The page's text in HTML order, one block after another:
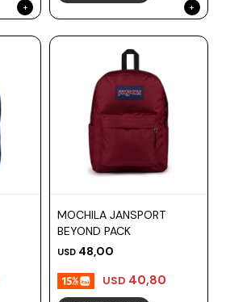
MOCHILA JANSPORT
BEYOND PACK
USD 48,00
USD 40,80